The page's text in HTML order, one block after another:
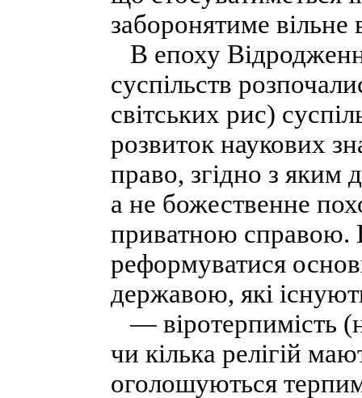
заборонятиме вільне
В епоху
суспільств
світських рис)
розвиток наукових
право, згідно з яким
а не божественне
приватною справою.
реформуватися
державою, які
— віротерпимість
чи кілька релігій
оголошуються